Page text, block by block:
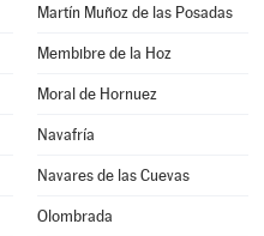
Martín Muñoz de las Posadas
Membibre de la Hoz
Moral de Hornuez
Navafría
Navares de las Cuevas
Olombrada